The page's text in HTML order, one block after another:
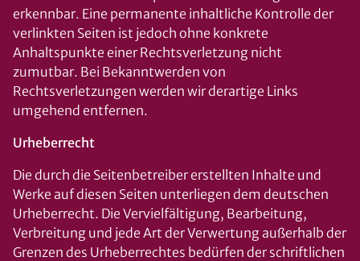
erkennbar. Eine permanente inhaltliche Kontrolle der
verlinkten Seiten ist jedoch ohne konkrete
Anhaltspunkte einer Rechtsverletzung nicht
zumutbar. Bei Bekanntwerden von
Rechtsverletzungen werden wir derartige Links
umgehend entfernen.
Urheberrecht
Die durch die Seitenbetreiber erstellten Inhalte und
Werke auf diesen Seiten unterliegen dem deutschen
Urheberrecht. Die Vervielfältigung, Bearbeitung,
Verbreitung und jede Art der Verwertung außerhalb der
Grenzen des Urheberrechtes bedürfen der schriftlichen